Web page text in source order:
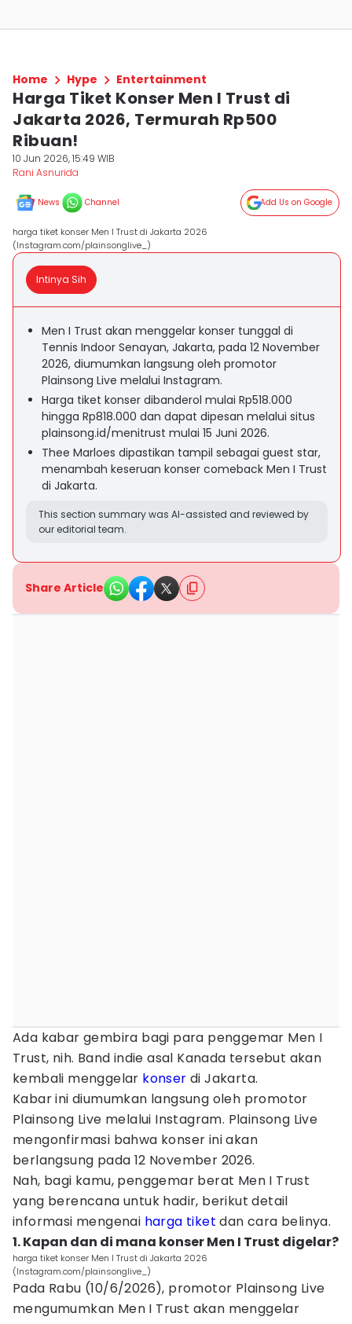
Home Hype Entertainment
Harga Tiket Konser Men I Trust di
Jakarta 2026, Termurah Rp500
Ribuan!
10 Jun 2026, 15:49 WIB
Rani Asnurida
News Channel Add Us on Google
harga tiket konser Men I Trust di Jakarta 2026
(Instagram.com/plainsonglive_)
Intinya Sih
Men I Trust akan menggelar konser tunggal di
Tennis Indoor Senayan, Jakarta, pada 12 November
2026, diumumkan langsung oleh promotor
Plainsong Live melalui Instagram.
Harga tiket konser dibanderol mulai Rp518.000
hingga Rp818.000 dan dapat dipesan melalui situs
plainsong.id/menitrust mulai 15 Juni 2026.
Thee Marloes dipastikan tampil sebagai guest star,
menambah keseruan konser comeback Men I Trust
di Jakarta.
This section summary was AI-assisted and reviewed by
our editorial team.
Share Article
Ada kabar gembira bagi para penggemar Men I
Trust, nih. Band indie asal Kanada tersebut akan
kembali menggelar konser di Jakarta.
Kabar ini diumumkan langsung oleh promotor
Plainsong Live melalui Instagram. Plainsong Live
mengonfirmasi bahwa konser ini akan
berlangsung pada 12 November 2026.
Nah, bagi kamu, penggemar berat Men I Trust
yang berencana untuk hadir, berikut detail
informasi mengenai harga tiket dan cara belinya.
1. Kapan dan di mana konser Men I Trust digelar?
harga tiket konser Men I Trust di Jakarta 2026
(Instagram.com/plainsonglive_)
Pada Rabu (10/6/2026), promotor Plainsong Live
mengumumkan Men I Trust akan menggelar